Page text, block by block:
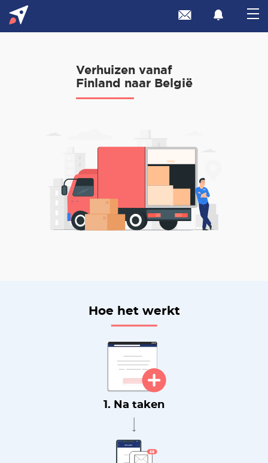
Verhuizen vanaf
Finland naar België
Hoe het werkt
1. Na taken